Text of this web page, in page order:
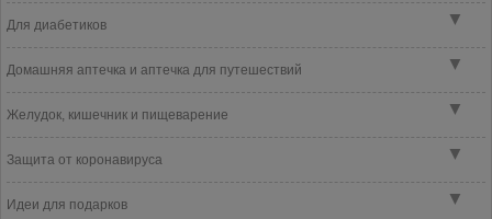
▼
Для диабетиков
▼
Домашняя аптечка и аптечка для путешествий
▼
Желудок, кишечник и пищеварение
▼
Защита от коронавируса
▼
Идеи для подарков